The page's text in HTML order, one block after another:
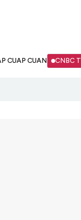
CUAP CUAN CNBC